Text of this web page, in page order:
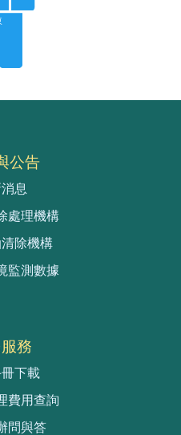
公告
息
處理機構
除機構
監測數據
務
下載
費用查詢
問與答